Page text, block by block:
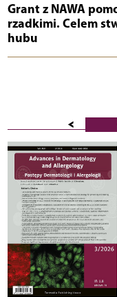
Grant z NAWA
rzadkimi. Celem
hubu
<